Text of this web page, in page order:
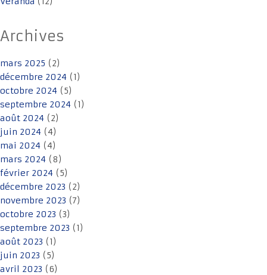
Archives
mars 2025 (2)
décembre 2024 (1)
octobre 2024 (5)
septembre 2024 (1)
août 2024 (2)
juin 2024 (4)
mai 2024 (4)
mars 2024 (8)
février 2024 (5)
décembre 2023 (2)
novembre 2023 (7)
octobre 2023 (3)
septembre 2023 (1)
août 2023 (1)
juin 2023 (5)
avril 2023 (6)